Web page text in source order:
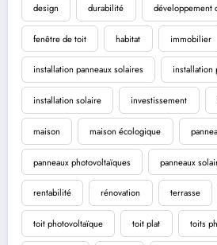
design durabilité développement
fenêtre de toit habitat immobilier
installation panneaux solaires installation
installation solaire investissement
maison maison écologique
panneaux photovoltaïques panneaux
rentabilité rénovation terrasse
toit photovoltaïque toit plat toits